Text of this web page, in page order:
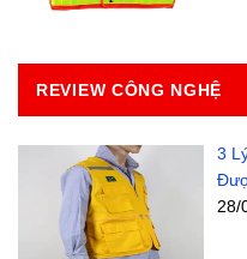
REVIEW CÔNG NGHỆ
3
28/